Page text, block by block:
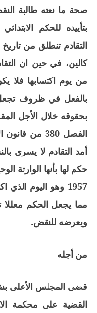
صحة ما نعته طالبة
بتأييده للحكم
التقادم تنطلق من
كالين، في حين ان
من يوم اكتسابها فلا
بالفعل في ظروف
بحقوقه خلال الأجل
الفصل 380 من
أمد التقادم لا يسرى
1957 وهو اليوم
مما يجعل الحكم معللا
ويعرضه للنقض.
من أجله
قضى المجلس الأعلى
القضية على محكمة